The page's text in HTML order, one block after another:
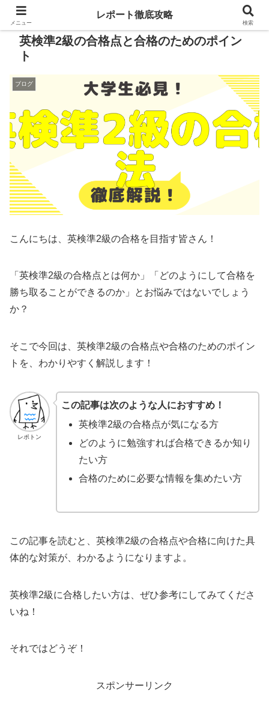
英検準2級の合格点と合格のためのポイン
ト
ブログ
こんにちは、英検準2級の合格を目指す皆さん！
「英検準2級の合格点とは何か」「どのようにして合格を
勝ち取ることができるのか」とお悩みではないでしょう
か？
そこで今回は、英検準2級の合格点や合格のためのポイン
トを、わかりやすく解説します！
レポトン
この記事は次のような人におすすめ！
英検準2級の合格点が気になる方
どのように勉強すれば合格できるか知り
たい方
合格のために必要な情報を集めたい方
この記事を読むと、英検準2級の合格点や合格に向けた具
体的な対策が、わかるようになりますよ。
英検準2級に合格したい方は、ぜひ参考にしてみてくださ
いね！
それではどうぞ！
スポンサーリンク
メニュー
レポート徹底攻略
検索